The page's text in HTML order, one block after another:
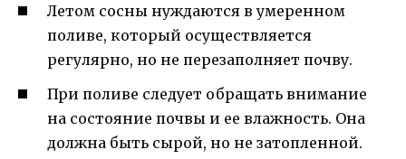
Летом сосны нуждаются в умеренном
поливе, который осуществляется
регулярно, но не перезаполняет почву.
При поливе следует обращать внимание
на состояние почвы и ее влажность. Она
должна быть сырой, но не затопленной.